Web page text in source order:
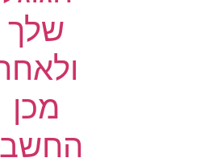
שלך
ולאחר
מכן
החשבון